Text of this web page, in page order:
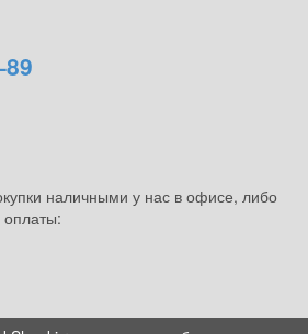
наличными у нас в офисе, либо
оплаты: